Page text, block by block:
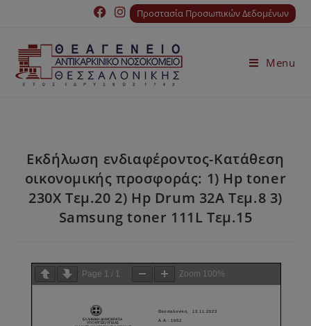
Προστασία Προσωπικών Δεδομένων
Menu
Εκδήλωση ενδιαφέροντος-Κατάθεση
οικονομικής προσφοράς: 1) Hp toner
230X Τεμ.20 2) Hp Drum 32A Τεμ.8 3)
Samsung toner 111L Τεμ.15
Page 1 / 1 Zoom 100%